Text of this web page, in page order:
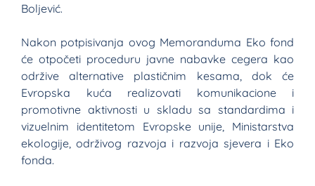
Boljević.
Nakon potpisivanja ovog Memoranduma Eko fond
će otpočeti proceduru javne nabavke cegera kao
održive alternative plastičnim kesama, dok će
Evropska kuća realizovati komunikacione i
promotivne aktivnosti u skladu sa standardima i
vizuelnim identitetom Evropske unije, Ministarstva
ekologije, održivog razvoja i razvoja sjevera i Eko
fonda.